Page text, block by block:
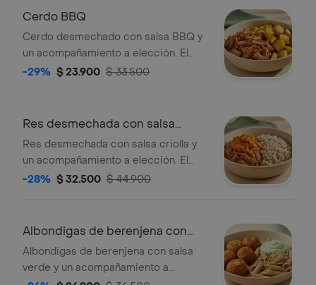
Cerdo BBQ
Cerdo desmechado con salsa BBQ y
un acompañamiento a elección. El
acompañamiento de la foto es
-29% $ 23.900 $ 33.500
Res desmechada con salsa
criolla
Res desmechada con salsa criolla y
un acompañamiento a elección. El
acompañamiento de la foto es
-28% $ 32.500 $ 44.900
Albondigas de berenjena con
salsa Verde
Albondigas de berenjena con salsa
verde y un acompañamiento a